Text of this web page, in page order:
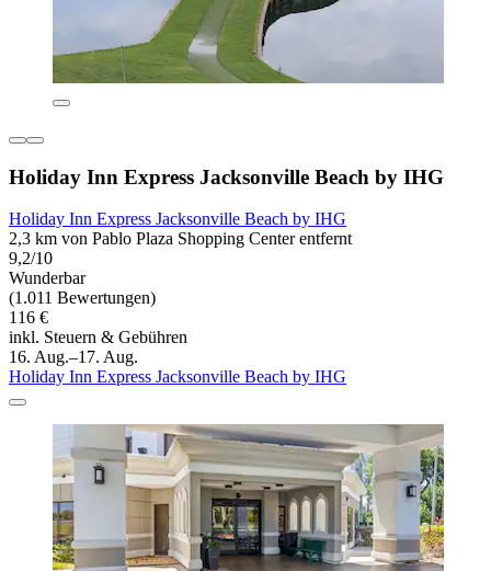
Holiday Inn Express Jacksonville Beach by IHG
Holiday Inn Express Jacksonville Beach by IHG
2,3 km von Pablo Plaza Shopping Center entfernt
9,2/10
Wunderbar
(1.011 Bewertungen)
116 €
inkl. Steuern & Gebühren
16. Aug.–17. Aug.
Holiday Inn Express Jacksonville Beach by IHG